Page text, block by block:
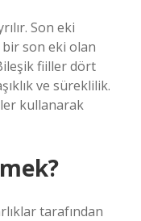
Son eki
son eki olan
fiiller dört
ve süreklilik.
kullanarak
tarafından